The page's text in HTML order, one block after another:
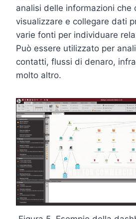
analisi delle informazioni che
visualizzare e collegare dati
varie fonti per individuare
Può essere utilizzato per
contatti, flussi di denaro,
molto altro.